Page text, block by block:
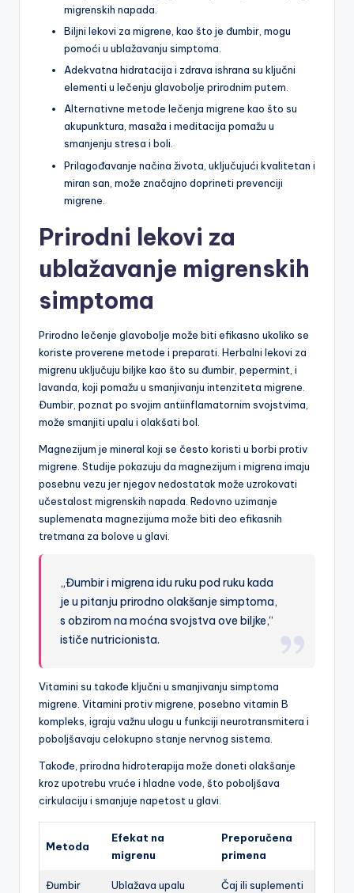
migrenskih napada.
Biljni lekovi za migrene, kao što je đumbir, mogu
pomoći u ublažavanju simptoma.
Adekvatna hidratacija i zdrava ishrana su ključni
elementi u lečenju glavobolje prirodnim putem.
Alternativne metode lečenja migrene kao što su
akupunktura, masaža i meditacija pomažu u
smanjenju stresa i boli.
Prilagođavanje načina života, uključujući kvalitetan i
miran san, može značajno doprineti prevenciji
migrene.
Prirodni lekovi za
ublažavanje migrenskih
simptoma
Prirodno lečenje glavobolje može biti efikasno ukoliko se
koriste proverene metode i preparati. Herbalni lekovi za
migrenu uključuju biljke kao što su đumbir, pepermint, i
lavanda, koji pomažu u smanjivanju intenziteta migrene.
Đumbir, poznat po svojim antiinflamatornim svojstvima,
može smanjiti upalu i olakšati bol.
Magnezijum je mineral koji se često koristi u borbi protiv
migrene. Studije pokazuju da magnezijum i migrena imaju
posebnu vezu jer njegov nedostatak može uzrokovati
učestalost migrenskih napada. Redovno uzimanje
suplemenata magnezijuma može biti deo efikasnih
tretmana za bolove u glavi.
„Đumbir i migrena idu ruku pod ruku kada
je u pitanju prirodno olakšanje simptoma,
s obzirom na moćna svojstva ove biljke,“
ističe nutricionista.
Vitamini su takođe ključni u smanjivanju simptoma
migrene. Vitamini protiv migrene, posebno vitamin B
kompleks, igraju važnu ulogu u funkciji neurotransmitera i
poboljšavaju celokupno stanje nervnog sistema.
Takođe, prirodna hidroterapija može doneti olakšanje
kroz upotrebu vruće i hladne vode, što poboljšava
cirkulaciju i smanjuje napetost u glavi.
Metoda
Efekat na
migrenu
Preporučena
primena
Đumbir Ublažava upalu Čaj ili suplementi